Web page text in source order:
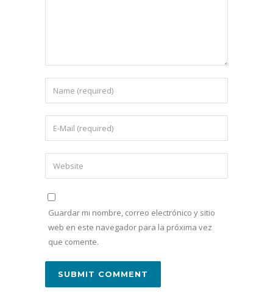
Guardar mi nombre, correo electrónico y sitio
web en este navegador para la próxima vez
que comente.